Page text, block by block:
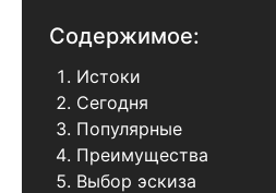
Содержимое:
Истоки
Сегодня
Популярные
Преимущества
Выбор эскиза